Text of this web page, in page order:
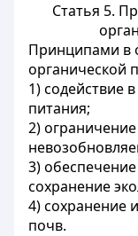
Статья 5.
Принципами в
органической
1) содействие
питания;
2)
3)
сохранение
4) сохранение
почв.